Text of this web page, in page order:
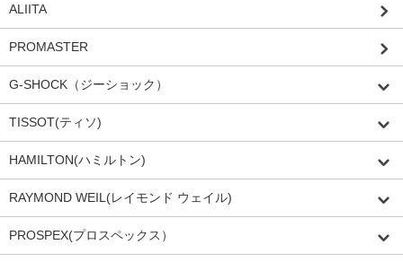
ALIITA
PROMASTER
G-SHOCK（ジーショック）
TISSOT(ティソ)
HAMILTON(ハミルトン)
RAYMOND WEIL(レイモンド ウェイル)
PROSPEX(プロスペックス）